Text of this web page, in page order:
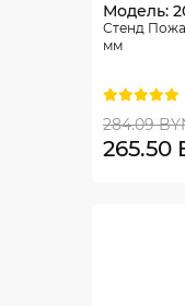
Модель:
Стенд
мм
284.09
265.50